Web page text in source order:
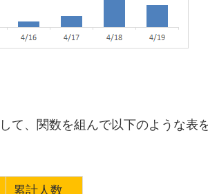
て、関数を組んで以下のような表
累計人数